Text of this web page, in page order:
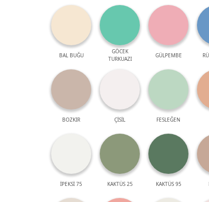
BAL BUĞU
GÖCEK
TURKUAZI
GÜLPEMBE
BOZKIR ÇİSİL FESLEĞEN
İPEKSİ 75 KAKTÜS 25 KAKTÜS 95